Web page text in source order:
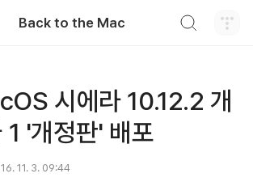
Back to the Mac
시에라 10.12.2 개
1 '개정판' 배포
11. 3. 09:44